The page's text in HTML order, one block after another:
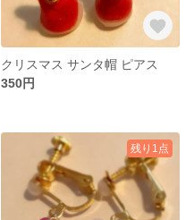
クリスマス サンタ帽 ピアス
350円
残り1点